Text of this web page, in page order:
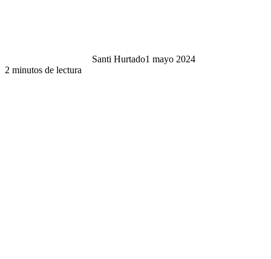
Santi Hurtado1 mayo 2024
2 minutos de lectura